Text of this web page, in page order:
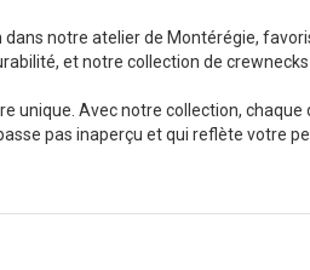
notre atelier de Montérégie,
et notre collection de
unique. Avec notre collection,
pas inaperçu et qui reflète votre